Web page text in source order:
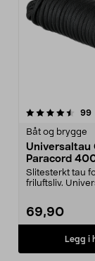
99
Båt og brygge
Universaltau
Paracord
Slitesterkt tau
friluftsliv.
69,90
Legg i
4.5 av 5